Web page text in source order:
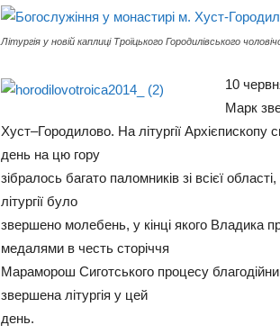
Літургія у новій каплиці Троїцького Городилівського
10
Марк
Хуст–Городилово. На літургії
день на цю гору
зібралось багато паломників зі всієї
літургії було
звершено молебень, у кінці якого Владика
медалями в честь сторіччя
Мараморош Сиготського процесу
звершена літургія у цей
день.